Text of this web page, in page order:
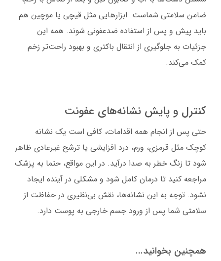
ضامن سلامتی شماست. ابزارهایی مثل قیچی یا موچین هم
باید پیش و پس از استفاده ضدعفونی شوند. همه این
جزئیات به جلوگیری از انتقال باکتری و بهبود راحت‌تر زخم
کمک می‌کند.
کنترل و پایش نشانه‌های عفونت
حتی پس از انجام همه اقدامات، کافی است یک نشانه
کوچک مثل قرمزی، ورم، درد افزایشی یا ترشح غیرعادی ظاهر
شود تا زنگ خطر به صدا درآید. در این مواقع، حتما به پزشک
مراجعه کنید تا درمان کامل شود و مشکلی در آینده ایجاد
نشود. توجه به این نشانه‌ها، نقش بی‌نظیری در حفاظت از
سلامتی شما پس از ورود جسم خارجی به پوست دارد.
همچنین بخوانید...